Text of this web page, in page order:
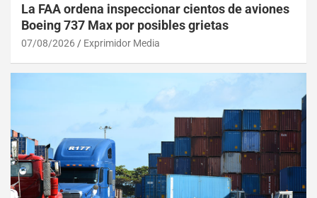
La FAA ordena inspeccionar cientos de aviones
Boeing 737 Max por posibles grietas
07/08/2026 Exprimidor Media